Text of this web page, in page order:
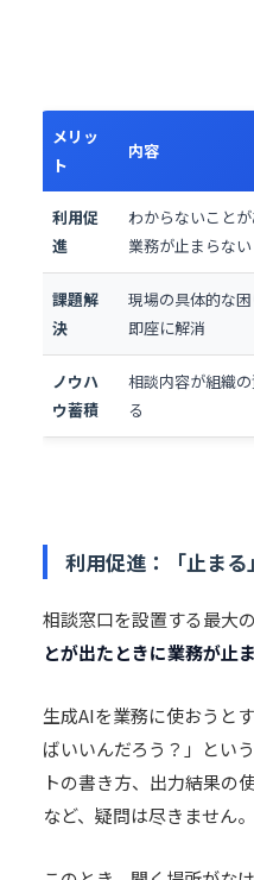
メリッ
ト
内容
利用促
進
わからないことが
業務が止まらない
課題解
決
現場の具体的な
即座に解消
ノウハ
ウ蓄積
相談内容が組織
る
利用促進：「止まる
相談窓口を設置する最大
とが出たときに業務が止
生成AIを業務に使おうと
ばいいんだろう？」とい
トの書き方、出力結果の
など、疑問は尽きません。